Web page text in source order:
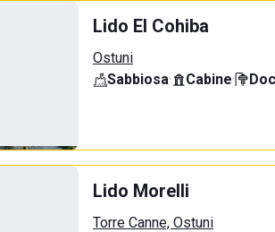
Lido El Cohiba
Ostuni
Sabbiosa· Cabine·
Lido Morelli
Torre Canne, Ostuni